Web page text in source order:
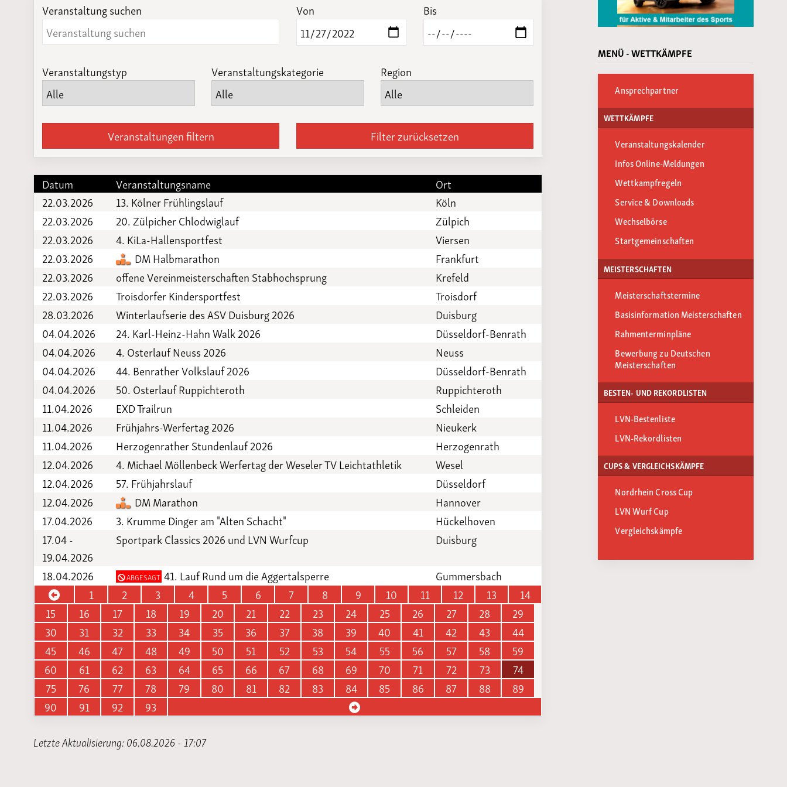
LSB-
Schutzkonzeptgenerator
Laufveranstaltertagungen
2023
Veranstaltung suchen Von Bis
Veranstaltungstyp Veranstaltungskategorie Region
Veranstaltungen filtern Filter zurücksetzen
Datum Veranstaltungsname
Ort
22.03.2026
13. Kölner Frühlingslauf
Köln
22.03.2026
20. Zülpicher Chlodwiglauf
Zülpich
22.03.2026
4. KiLa-Hallensportfest
Viersen
22.03.2026
DM Halbmarathon
Frankfurt
22.03.2026
offene Vereinmeisterschaften Stabhochsprung
Krefeld
22.03.2026
Troisdorfer Kindersportfest
Troisdorf
28.03.2026
Winterlaufserie des ASV Duisburg 2026
Duisburg
04.04.2026
24. Karl-Heinz-Hahn Walk 2026
Düsseldorf-Benrath
04.04.2026
4. Osterlauf Neuss 2026
Neuss
04.04.2026
44. Benrather Volkslauf 2026
Düsseldorf-Benrath
04.04.2026
50. Osterlauf Ruppichteroth
Ruppichteroth
11.04.2026
EXD Trailrun
Schleiden
11.04.2026
Frühjahrs-Werfertag 2026
Nieukerk
11.04.2026
Herzogenrather Stundenlauf 2026
Herzogenrath
12.04.2026
4. Michael Möllenbeck Werfertag der Weseler TV Leichtathletik
Wesel
12.04.2026
57. Frühjahrslauf
Düsseldorf
12.04.2026
DM Marathon
Hannover
17.04.2026
3. Krumme Dinger am "Alten Schacht"
Hückelhoven
17.04 -
19.04.2026
Sportpark Classics 2026 und LVN Wurfcup
Duisburg
18.04.2026
ABGESAGT 41. Lauf Rund um die Aggertalsperre
Gummersbach
1
2 3 4 5 6 7 8 9 10 11 12 13
14
15
16 17 18 19 20 21 22 23 24 25 26 27 28
29
30
31 32 33 34 35 36 37 38 39 40 41 42 43
44
45
46 47 48 49 50 51 52 53 54 55 56 57 58
59
60
61 62 63 64 65 66 67 68 69 70 71 72 73
74
75
76 77 78 79 80 81 82 83 84 85 86 87 88
89
90
91 92
93
Letzte Aktualisierung: 06.08.2026 - 17:07
MENÜ - WETTKÄMPFE
Ansprechpartner
WETTKÄMPFE
Veranstaltungskalender
Infos Online-Meldungen
Wettkampfregeln
Service & Downloads
Wechselbörse
Startgemeinschaften
MEISTERSCHAFTEN
Meisterschaftstermine
Basisinformation Meisterschaften
Rahmenterminpläne
Bewerbung zu Deutschen
Meisterschaften
BESTEN- UND REKORDLISTEN
LVN-Bestenliste
LVN-Rekordlisten
CUPS & VERGLEICHSKÄMPFE
Nordrhein Cross Cup
LVN Wurf Cup
Vergleichskämpfe